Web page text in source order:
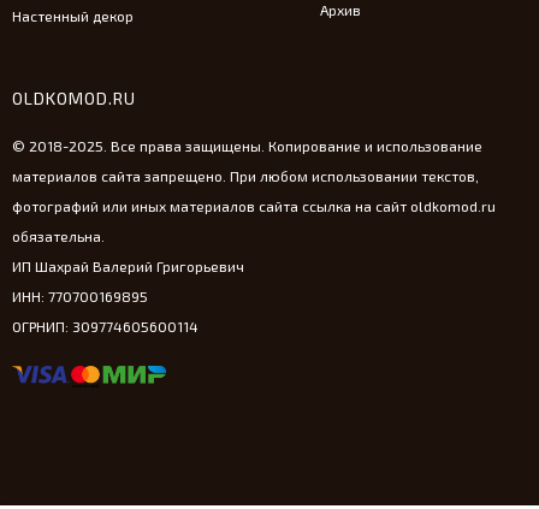
Настенный декор
Архив
OLDKOMOD.RU
© 2018-2025. Все права защищены. Копирование и использование
материалов сайта запрещено. При любом использовании текстов,
фотографий или иных материалов сайта ссылка на сайт oldkomod.ru
обязательна.
ИП Шахрай Валерий Григорьевич
ИНН: 770700169895
ОГРНИП: 309774605600114